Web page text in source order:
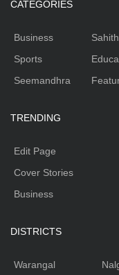
CATEGORIES
Business
Sports
Seemandhra
TRENDING
Edit Page
Cover Stories
Business
DISTRICTS
Warangal